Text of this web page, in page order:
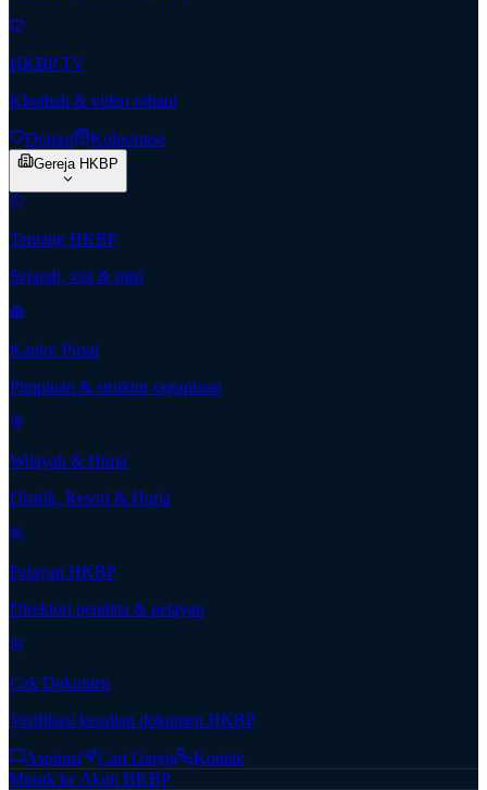
HKBP TV
Khotbah & video rohani
Donasi Kolportase
Gereja HKBP
Tentang HKBP
Sejarah, visi & misi
Kantor Pusat
Pimpinan & struktur organisasi
Wilayah & Huria
Distrik, Resort & Huria
Pelayan HKBP
Direktori pendeta & pelayan
Cek Dokumen
Verifikasi keaslian dokumen HKBP
Aspirasi Cari Gereja
Kontak
Masuk ke Akun HKBP